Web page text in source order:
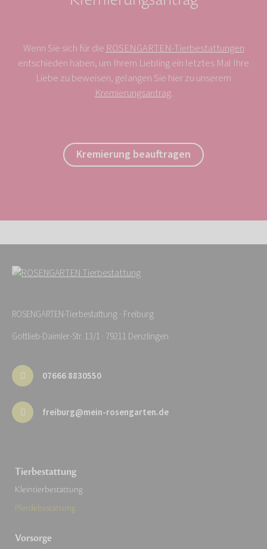
Wenn Sie sich für dieROSENGARTEN-Tierbestattungen
entschieden haben, um Ihrem Liebling ein letztes Mal Ihre
Liebe zu beweisen, gelangen Sie hier zu unserem
Kremierungsantrag.
Kremierung beauftragen
ROSENGARTEN-Tierbestattung - Freiburg
Gottlieb-Daimler-Str. 13/1 · 79211 Denzlingen
07666 8830550
freiburg@mein-rosengarten.de
Tierbestattung
Kleintierbestattung
Pferdebestattung
Vorsorge